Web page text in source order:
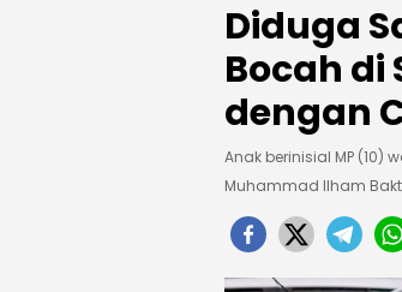
Diduga
Bocah di
dengan
Anak berinisial MP (10)
Muhammad Ilham